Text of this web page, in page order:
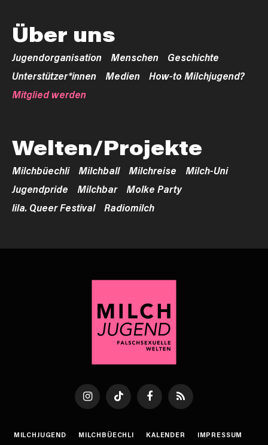
Über uns
Jugendorganisation Menschen
Geschichte
Unterstützer*innen
Medien
How-to Milchjugend?
Mitglied werden
Welten/Projekte
Milchbüechli Milchball Milchreise
Milch-Uni
Jugendpride
Milchbar
Molke Party
lila. Queer Festival
Radiomilch
InstagramTikTok FacebookRSS
MILCHJUGEND MILCHBÜECHLI KALENDER IMPRESSUM